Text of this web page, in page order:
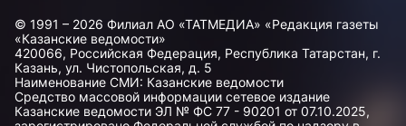
© 1991 – 2026 Филиал АО «ТАТМЕДИА» «Редакция газеты
«Казанские ведомости»
420066, Российская Федерация, Республика Татарстан, г.
Казань, ул. Чистопольская, д. 5
Наименование СМИ: Казанские ведомости
Средство массовой информации сетевое издание
Казанские ведомости ЭЛ № ФС 77 - 90201 от 07.10.2025,